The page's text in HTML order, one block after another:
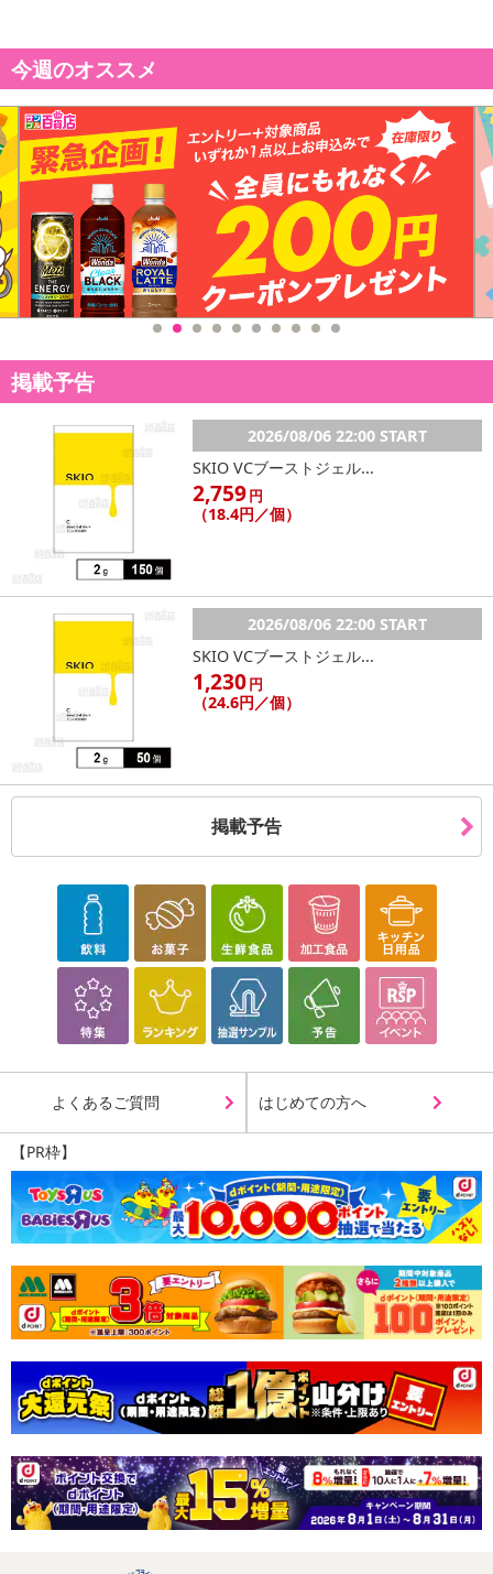
今週のオススメ
掲載予告
2026/08/06 22:00 START
SKIO VCブーストジェル...
2,759円
（18.4円／個）
2026/08/06 22:00 START
SKIO VCブーストジェル...
1,230円
（24.6円／個）
掲載予告
よくあるご質問 はじめての方へ
【PR枠】